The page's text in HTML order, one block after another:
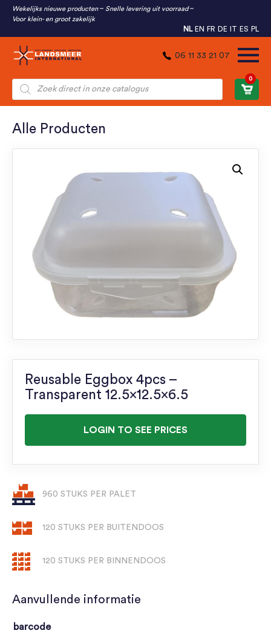
Wekelijks nieuwe producten
Snelle levering uit voorraad
Voor klein- en groot zakelijk
NL EN FR DE IT ES PL
06 11 33 21 07
Producten
zoeken
0
Alle Producten
Reusable Eggbox 4pcs –
Transparent 12.5×12.5×6.5
LOGIN TO SEE PRICES
960 STUKS PER PALET
120 STUKS PER BUITENDOOS
120 STUKS PER BINNENDOOS
Aanvullende informatie
barcode